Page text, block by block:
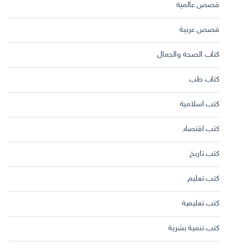
قصص عالمية
قصص عربية
كتاب الصحة والجمال
كتاب طب
كتب اسلامية
كتب اقتصاد
كتب تاريخ
كتب تعليم
كتب تعليمية
كتب تنمية بشرية